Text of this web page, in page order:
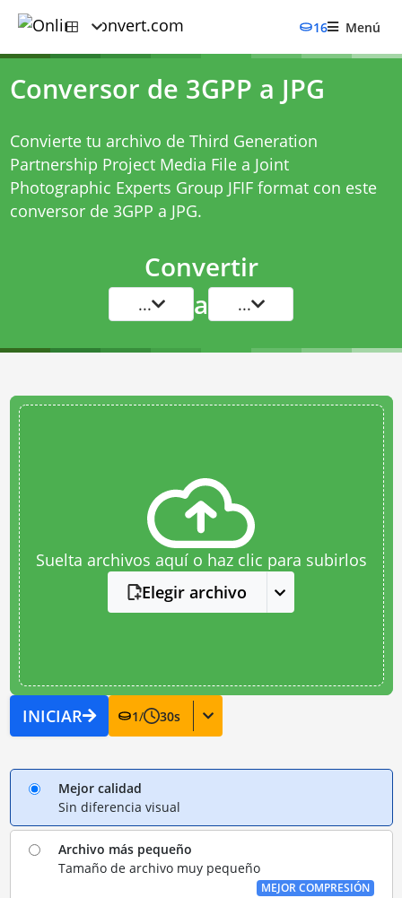
16 Menú
Conversor de 3GPP a JPG
Convierte tu archivo de Third Generation
Partnership Project Media File a Joint
Photographic Experts Group JFIF format con este
conversor de 3GPP a JPG.
Convertir
... a ...
Suelta archivos aquí o haz clic para subirlos
Elegir archivo
INICIAR 1/ 30s
Mejor calidad
Sin diferencia visual
Archivo más pequeño
Tamaño de archivo muy pequeño
MEJOR COMPRESIÓN